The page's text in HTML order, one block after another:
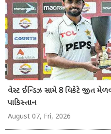
વેસ્ટ ઈન્ડિઝ સામે 8 વિકેટે જીત
પાકિસ્તાન
August 07, Fri, 2026